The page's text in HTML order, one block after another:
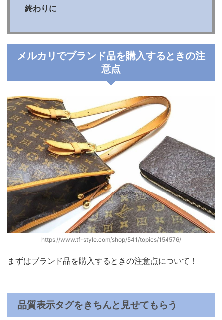
終わりに
メルカリでブランド品を購入するときの注
意点
https://www.tf-style.com/shop/541/topics/154576/
まずはブランド品を購入するときの注意点について！
品質表示タグをきちんと見せてもらう